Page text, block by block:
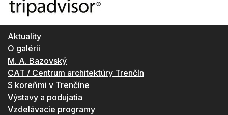
Aktuality
O galérii
M. A. Bazovský
CAT / Centrum architektúry Trenčín
S koreňmi v Trenčíne
Výstavy a podujatia
Vzdelávacie programy